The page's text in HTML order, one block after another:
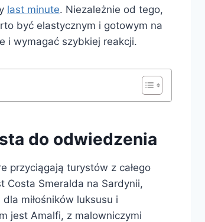
last minute. Niezależnie od tego,
być elastycznym i gotowym na
i wymagać szybkiej reakcji.
do odwiedzenia
przyciągają turystów z całego
Costa Smeralda na Sardynii,
miłośników luksusu i
jest Amalfi, z malowniczymi